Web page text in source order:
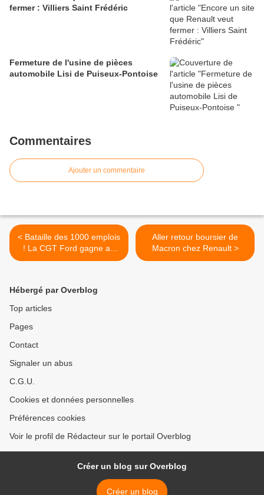
fermer : Villiers Saint Frédéric
Fermeture de l'usine de pièces
automobile Lisi de Puiseux-Pontoise
Commentaires
Ajouter un commentaire
< Bataille des 1000 emplois
! La CGT Ford gagne au
tribunal contre la
Aller retour boursier de
Macron chez Renault >
Hébergé par Overblog
Top articles
Pages
Contact
Signaler un abus
C.G.U.
Cookies et données personnelles
Préférences cookies
Voir le profil de Rédacteur sur le portail Overblog
Créer un blog sur Overblog
Créer un blog